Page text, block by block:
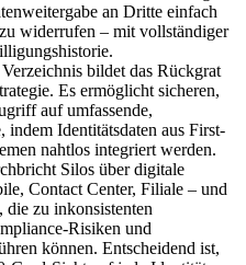
an Dritte einfach
widerrufen – mit vollständiger
bildet das Rückgrat
Es ermöglicht sicheren,
auf umfassende,
Identitätsdaten aus First-
nahtlos integriert werden.
Silos über digitale
Contact Center, Filiale – und
die zu inkonsistenten
Risiken und
können. Entscheidend ist,